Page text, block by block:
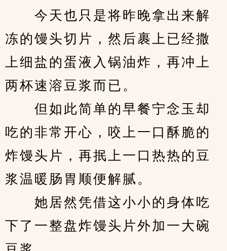
今天也只是将昨晚拿出来解
冻的馒头切片，然后裹上已经撒
上细盐的蛋液入锅油炸，再冲上
两杯速溶豆浆而已。
但如此简单的早餐宁念玉却
吃的非常开心，咬上一口酥脆的
炸馒头片，再抿上一口热热的豆
浆温暖肠胃顺便解腻。
她居然凭借这小小的身体吃
下了一整盘炸馒头片外加一大碗